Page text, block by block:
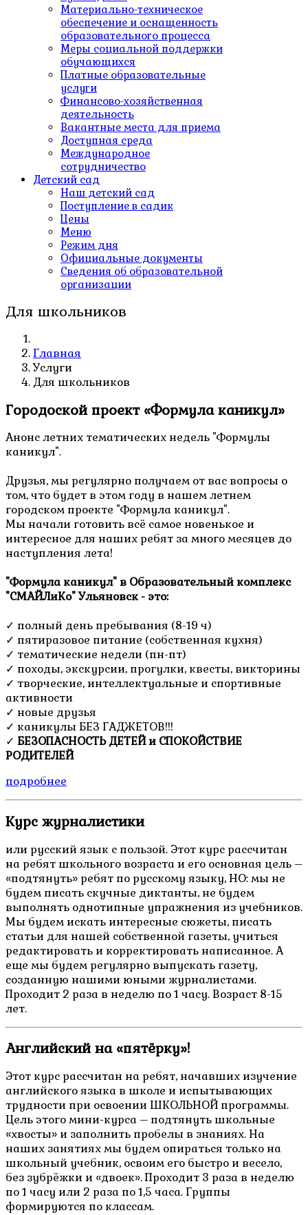
Материально-техническое
обеспечение и оснащенность
образовательного процесса
Меры социальной поддержки
обучающихся
Платные образовательные
услуги
Финансово-хозяйственная
деятельность
Вакантные места для приема
Доступная среда
Международное
сотрудничество
Детский сад
Наш детский сад
Поступление в садик
Цены
Меню
Режим дня
Официальные документы
Сведения об образовательной
организации
Для школьников
Главная
Услуги
Для школьников
Городоской проект «Формула каникул»
Анонс летних тематических недель "Формулы
каникул".
Друзья, мы регулярно получаем от вас вопросы о
том, что будет в этом году в нашем летнем
городском проекте "Формула каникул".
Мы начали готовить всё самое новенькое и
интересное для наших ребят за много месяцев до
наступления лета!
"Формула каникул" в Образовательный комплекс
"СМАЙЛиКо" Ульяновск - это:
✓ полный день пребывания (8-19 ч)
✓ пятиразовое питание (собственная кухня)
✓ тематические недели (пн-пт)
✓ походы, экскурсии, прогулки, квесты, викторины
✓ творческие, интеллектуальные и спортивные
активности
✓ новые друзья
✓ каникулы БЕЗ ГАДЖЕТОВ!!!
✓ БЕЗОПАСНОСТЬ ДЕТЕЙ и СПОКОЙСТВИЕ
РОДИТЕЛЕЙ
подробнее
Курс журналистики
или русский язык с пользой. Этот курс рассчитан
на ребят школьного возраста и его основная цель –
«подтянуть» ребят по русскому языку, НО: мы не
будем писать скучные диктанты, не будем
выполнять однотипные упражнения из учебников.
Мы будем искать интересные сюжеты, писать
статьи для нашей собственной газеты, учиться
редактировать и корректировать написанное. А
еще мы будем регулярно выпускать газету,
созданную нашими юными журналистами.
Проходит 2 раза в неделю по 1 часу. Возраст 8-15
лет.
Английский на «пятёрку»!
Этот курс рассчитан на ребят, начавших изучение
английского языка в школе и испытывающих
трудности при освоении ШКОЛЬНОЙ программы.
Цель этого мини-курса – подтянуть школьные
«хвосты» и заполнить пробелы в знаниях. На
наших занятиях мы будем опираться только на
школьный учебник, освоим его быстро и весело,
без зубрёжки и «двоек». Проходит 3 раза в неделю
по 1 часу или 2 раза по 1,5 часа. Группы
формируются по классам.